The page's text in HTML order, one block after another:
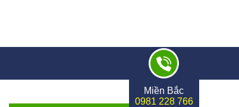
Miền Bắc
0981 228 766